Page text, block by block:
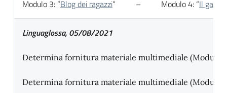
Modulo 3: “Blog dei ragazzi” – Modulo 4: “Il
Linguaglossa, 05/08/2021
Determina fornitura materiale multimediale (Modulo
Determina fornitura materiale multimediale (Modulo